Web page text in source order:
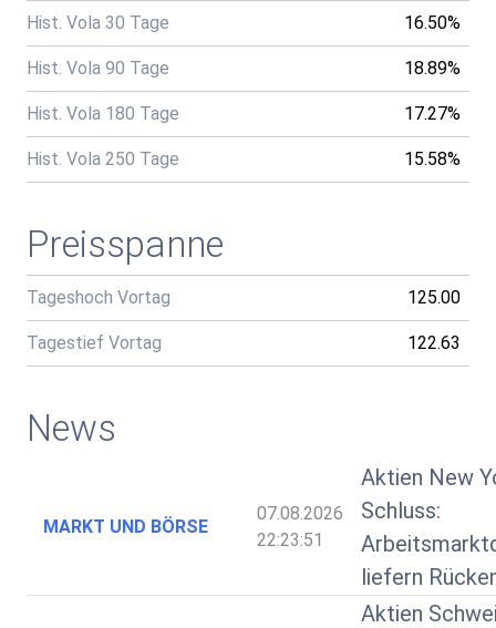
Hist. Vola 30 Tage 16.50%
Hist. Vola 90 Tage 18.89%
Hist. Vola 180 Tage 17.27%
Hist. Vola 250 Tage 15.58%
Preisspanne
Tageshoch Vortag 125.00
Tagestief Vortag 122.63
News
MARKT UND BÖRSE
07.08.2026
22:23:51
Aktien New
Schluss:
liefern
Aktien